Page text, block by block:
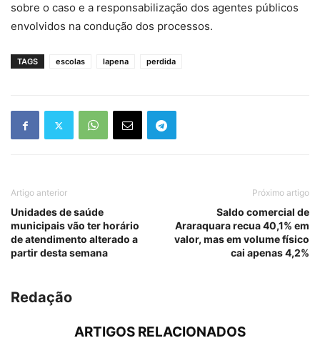
sobre o caso e a responsabilização dos agentes públicos
envolvidos na condução dos processos.
TAGS escolas lapena perdida
Artigo anterior
Unidades de saúde
municipais vão ter horário
de atendimento alterado a
partir desta semana
Próximo artigo
Saldo comercial de
Araraquara recua 40,1% em
valor, mas em volume físico
cai apenas 4,2%
Redação
ARTIGOS RELACIONADOS